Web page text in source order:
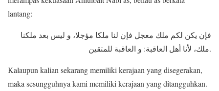
lantang:
فإن يكن لكم ملك معجل فإن لنا ملكا مؤجلا، و ليس بعد ملكنا
ملك، لأنا أهل العاقبة: و العاقبة للمتقين.
Kalaupun kalian sekarang memiliki kerajaan yang disegerakan,
maka sesungguhnya kami memiliki kerajaan yang ditangguhkan.